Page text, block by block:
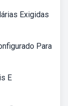
Exigidas
Para
E